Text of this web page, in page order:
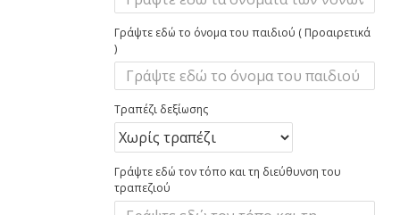
Γράψτε εδώ το όνομα του παιδιού ( Προαιρετικά
)
Τραπέζι δεξίωσης
Γράψτε εδώ τον τόπο και τη διεύθυνση του
τραπεζιού